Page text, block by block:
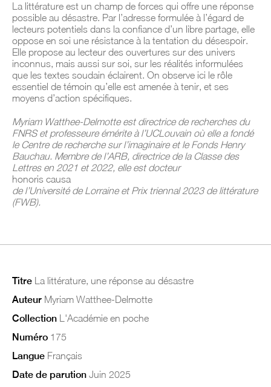
La littérature est un champ de forces qui offre une réponse
possible au désastre. Par l’adresse formulée à l’égard de
lecteurs potentiels dans la confiance d’un libre partage, elle
oppose en soi une résistance à la tentation du désespoir.
Elle propose au lecteur des ouvertures sur des univers
inconnus, mais aussi sur soi, sur les réalités informulées
que les textes soudain éclairent. On observe ici le rôle
essentiel de témoin qu’elle est amenée à tenir, et ses
moyens d’action spécifiques.
Myriam Watthee-Delmotte est directrice de recherches du
FNRS et professeure émérite à l’UCLouvain où elle a fondé
le Centre de recherche sur l’imaginaire et le Fonds Henry
Bauchau. Membre de l’ARB, directrice de la Classe des
Lettres en 2021 et 2022, elle est docteur
honoris causa
de l’Université de Lorraine et Prix triennal 2023 de littérature
(FWB).
Titre La littérature, une réponse au désastre
Auteur Myriam Watthee-Delmotte
Collection L'Académie en poche
Numéro 175
Langue Français
Date de parution Juin 2025